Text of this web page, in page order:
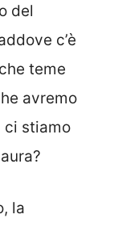
del
c’è
teme
avremo
ci stiamo
la